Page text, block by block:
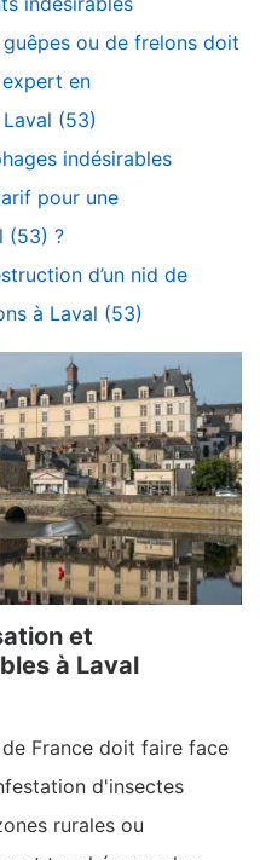
ou de frelons doit
en
(53)
indésirables
pour une
(53) ?
d’un nid de
à Laval (53)
et
à Laval
France doit faire face
d'insectes
rurales ou